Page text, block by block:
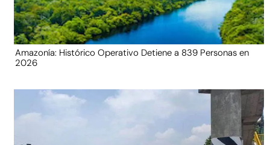
Amazonía: Histórico Operativo Detiene a 839 Personas en
2026